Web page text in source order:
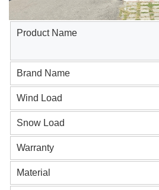
Product Name
Brand Name
Wind Load
Snow Load
Warranty
Material